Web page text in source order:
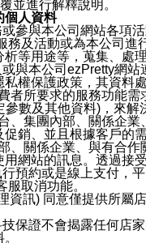
並進行解釋說明。
個人資料
參與本公司網站各項
務及活動或為本公司
等用途等，蒐集、處
與本公司ezPretty網
權保護政策，其資料
者所要求的服務功能
數及其他資料)，來
、集團內部、關係企
銷、並且根據客戶的
、關係企業、與有合
網站的訊息。透過接
預約或是線上支付，
取消功能。
資訊) 同意僅提供所屬
保證不會揭露任何店